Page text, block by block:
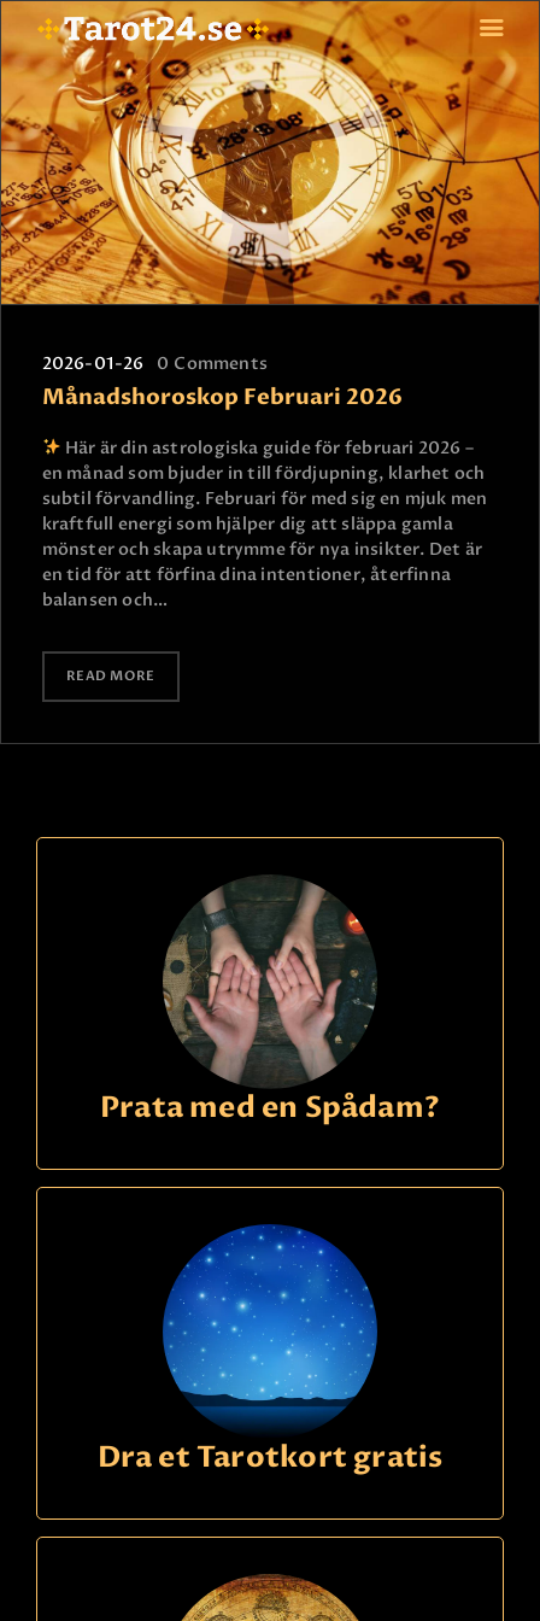
HEM
ASTROLOGI
STJÄRNTECKEN
TAROT
SPÅDAM-SIERSKA
JOBBA SOM SPÅDAM
BETALNING
FAQ
KONTAKTA OSS
2026-01-26 0 Comments
Månadshoroskop Februari 2026
Här är din astrologiska guide för februari 2026 –
en månad som bjuder in till fördjupning, klarhet och
subtil förvandling. Februari för med sig en mjuk men
kraftfull energi som hjälper dig att släppa gamla
mönster och skapa utrymme för nya insikter. Det är
en tid för att förfina dina intentioner, återfinna
balansen och…
READ MORE
Prata med en Spådam?
Dra et Tarotkort gratis